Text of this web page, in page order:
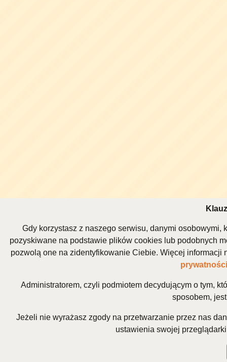
Gdy korzystasz z naszego serwisu, danymi osobowymi,
pozyskiwane na podstawie plików cookies lub podobnych
pozwolą one na zidentyfikowanie Ciebie. Więcej
prywatności
Administratorem, czyli podmiotem decydującym o tym,
sposobem,
Jeżeli nie wyrażasz zgody na przetwarzanie przez nas
ustawienia swojej